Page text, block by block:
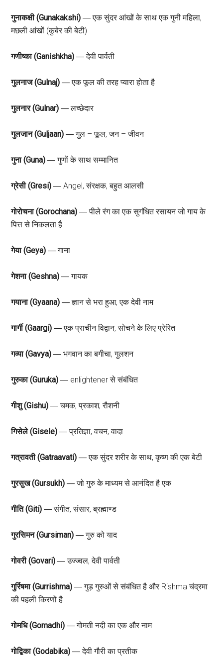
गुनाकक्षी (Gunakakshi) ― एक सुंदर आंखों के साथ एक गुनी महिला,
मछली आंखों (कुबेर की बेटी)
गणीष्का (Ganishkha) ― देवी पार्वती
गुलनाज (Gulnaj) ― एक फूल की तरह प्यारा होता है
गुलनार (Gulnar) ― लच्छेदार
गुलजान (Guljaan) ― गुल – फूल, जन – जीवन
गुना (Guna) ― गुणों के साथ सम्मानित
ग्रेसी (Gresi) ― Angel, संरक्षक, बहुत आलसी
गोरोचना (Gorochana) ― पीले रंग का एक सुगंधित रसायन जो गाय के
पित्त से निकलता है
गेया (Geya) ― गाना
गेशना (Geshna) ― गायक
गयाना (Gyaana) ― ज्ञान से भरा हुआ, एक देवी नाम
गार्गी (Gaargi) ― एक प्राचीन विद्वान, सोचने के लिए प्रेरित
गव्या (Gavya) ― भगवान का बगीचा, गुलशन
गुरुका (Guruka) ― enlightener से संबंधित
गीशु (Gishu) ― चमक, प्रकाश, रौशनी
गिसेले (Gisele) ― प्रतिज्ञा, वचन, वादा
गत्रावती (Gatraavati) ― एक सुंदर शरीर के साथ, कृष्ण की एक बेटी
गुरसुख (Gursukh) ― जो गुरु के माध्यम से आनंदित है एक
गीति (Giti) ― संगीत, संसार, ब्रह्माण्ड
गुरसिमन (Gursiman) ― गुरु को याद
गोवरी (Govari) ― उज्ज्वल, देवी पार्वती
गुर्रिषमा (Gurrishma) ― गुड़ गुरुओं से संबंधित है और Rishma चंद्रमा
की पहली किरणों है
गोमधि (Gomadhi) ― गोमती नदी का एक और नाम
गोद्बिका (Godabika) ― देवी गौरी का प्रतीक